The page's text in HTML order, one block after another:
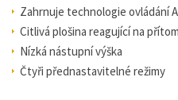
Zahrnuje technologie ovládání
Citlivá plošina reagující na
Nízká nástupní výška
Čtyři přednastavitelné režimy